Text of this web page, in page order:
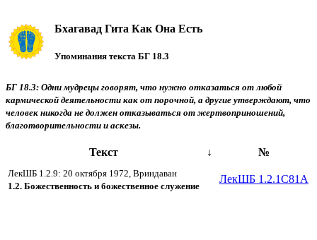
Бхагавад Гита Как Она Есть
Упоминания текста БГ 18.3
БГ 18.3: Одни мудрецы говорят, что нужно отказаться от любой
кармической деятельности как от порочной, а другие утверждают, что
человек никогда не должен отказываться от жертвоприношений,
благотворительности и аскезы.
Текст ↓ №
ЛекШБ 1.2.9: 20 октября 1972, Вриндаван
1.2. Божественность и божественное служение
ЛекШБ 1.2.1C81A